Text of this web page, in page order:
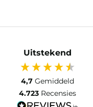
Uitstekend
4,7 Gemiddeld
4.723 Recensies